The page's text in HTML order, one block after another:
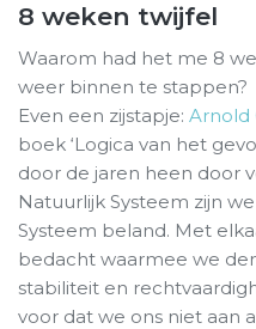
8 weken twijfel
Waarom had het me 8
weer binnen te stappen?
Even een zijstapje: Arnold
boek ‘Logica van het
door de jaren heen door
Natuurlijk Systeem zijn
Systeem beland. Met
bedacht waarmee we
stabiliteit en
voor dat we ons niet aan